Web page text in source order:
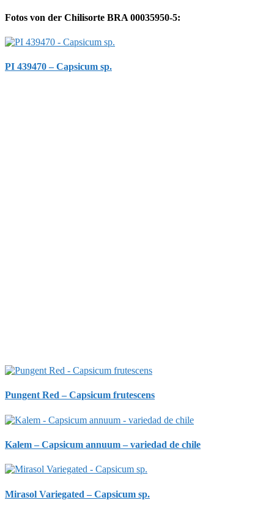
Fotos von der Chilisorte BRA 00035950-5:
PI 439470 – Capsicum sp.
Pungent Red – Capsicum frutescens
Kalem – Capsicum annuum – variedad de chile
Mirasol Variegated – Capsicum sp.